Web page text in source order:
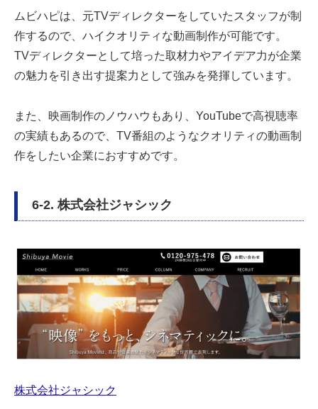
ムビハピは、元TVディレクターをしていたスタッフが制
作するので、ハイクオリティな動画制作が可能です。
TVディレクターとして培った取材力やアイデア力が企業
の魅力を引き出す提案力として強みを発揮しています。
また、映画制作のノウハウもあり、YouTubeで高視聴率
の実績もあるので、TV番組のようなクオリティの動画制
作をしたい企業におすすめです。
6-2. 株式会社ジャシック
株式会社ジャシック